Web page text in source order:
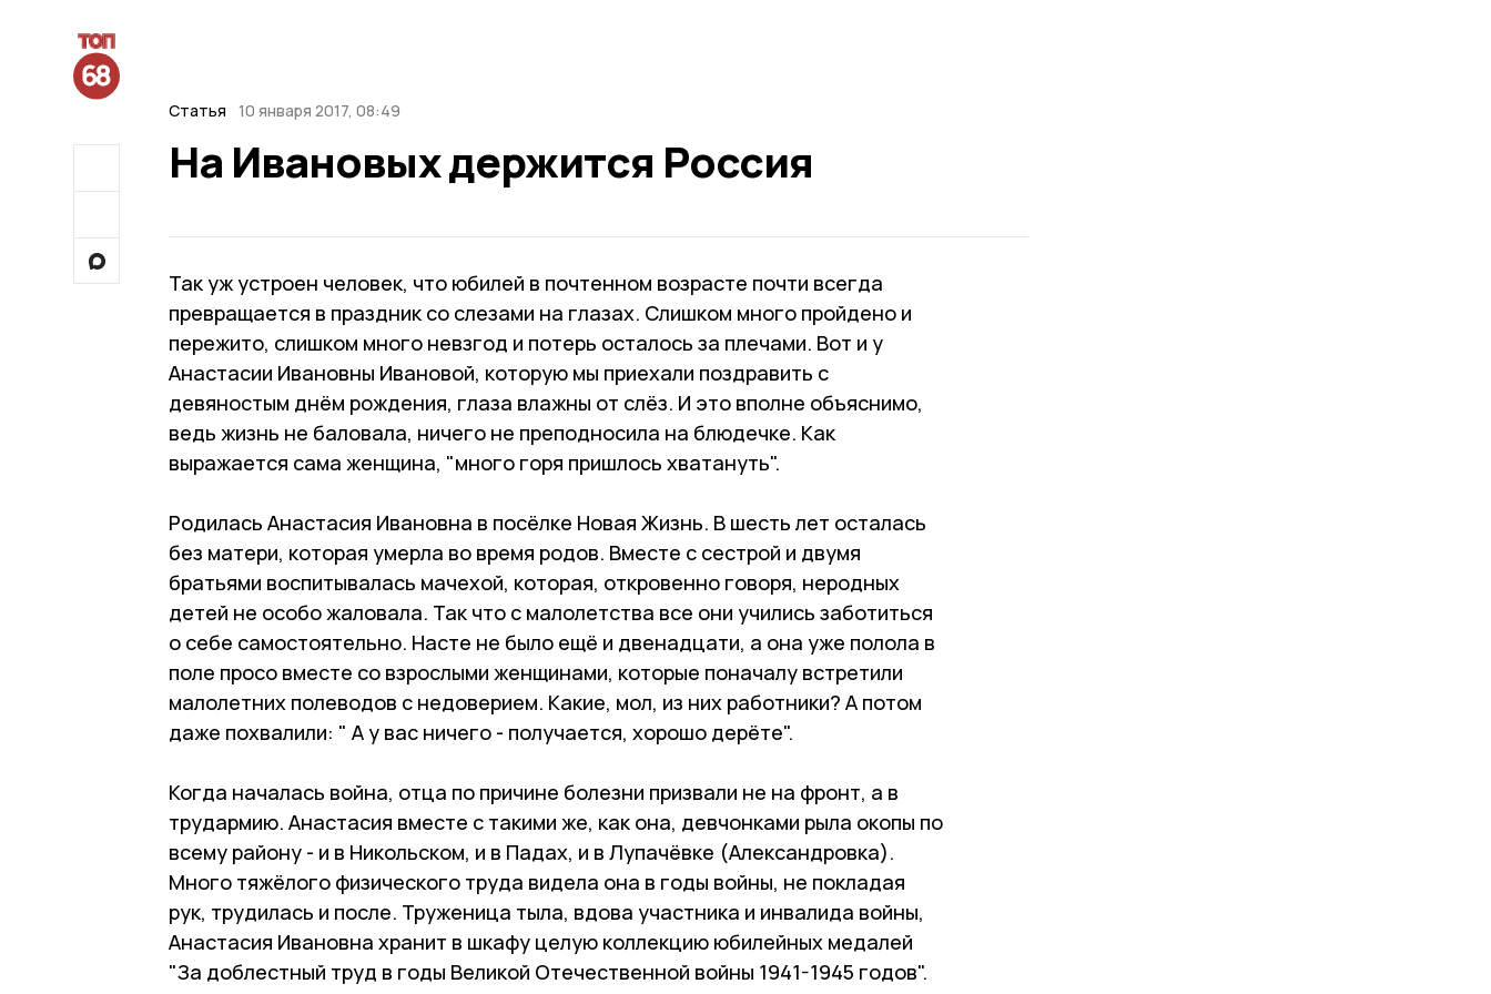
Статья 10 января 2017, 08:49
На Ивановых держится Россия
Так уж устроен человек, что юбилей в почтенном возрасте почти всегда
превращается в праздник со слезами на глазах. Слишком много пройдено и
пережито, слишком много невзгод и потерь осталось за плечами. Вот и у
Анастасии Ивановны Ивановой, которую мы приехали поздравить с
девяностым днём рождения, глаза влажны от слёз. И это вполне объяснимо,
ведь жизнь не баловала, ничего не преподносила на блюдечке. Как
выражается сама женщина, "много горя пришлось хватануть".
Родилась Анастасия Ивановна в посёлке Новая Жизнь. В шесть лет осталась
без матери, которая умерла во время родов. Вместе с сестрой и двумя
братьями воспитывалась мачехой, которая, откровенно говоря, неродных
детей не особо жаловала. Так что с малолетства все они учились заботиться
о себе самостоятельно. Насте не было ещё и двенадцати, а она уже полола в
поле просо вместе со взрослыми женщинами, которые поначалу встретили
малолетних полеводов с недоверием. Какие, мол, из них работники? А потом
даже похвалили: " А у вас ничего - получается, хорошо дерёте".
Когда началась война, отца по причине болезни призвали не на фронт, а в
трудармию. Анастасия вместе с такими же, как она, девчонками рыла окопы по
всему району - и в Никольском, и в Падах, и в Лупачёвке (Александровка).
Много тяжёлого физического труда видела она в годы войны, не покладая
рук, трудилась и после. Труженица тыла, вдова участника и инвалида войны,
Анастасия Ивановна хранит в шкафу целую коллекцию юбилейных медалей
"За доблестный труд в годы Великой Отечественной войны 1941-1945 годов".